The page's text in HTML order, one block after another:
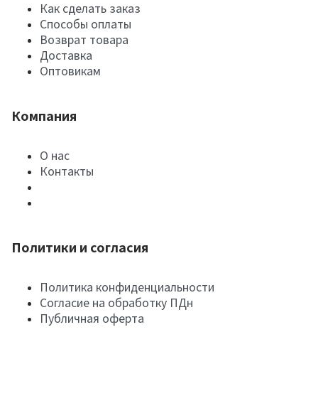
Как сделать заказ
Способы оплаты
Возврат товара
Доставка
Оптовикам
Компания
О нас
Контакты
Политики и согласия
Политика конфиденциальности
Согласие на обработку ПДн
Публичная оферта